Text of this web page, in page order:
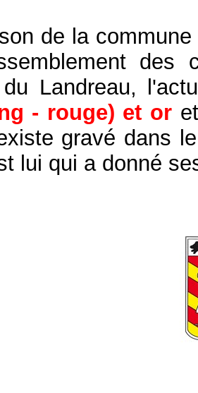
de la
des
Landreau,
- rouge) et or
gravé dans
lui qui a donné